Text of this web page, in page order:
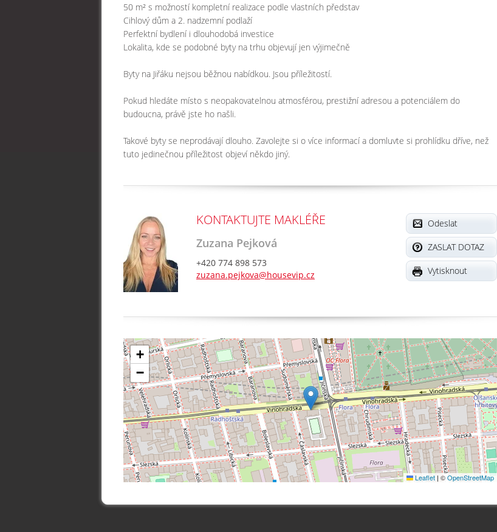
50 m² s možností kompletní realizace podle vlastních představ
Cihlový dům a 2. nadzemní podlaží
Perfektní bydlení i dlouhodobá investice
Lokalita, kde se podobné byty na trhu objevují jen výjimečně
Byty na Jiřáku nejsou běžnou nabídkou. Jsou příležitostí.
Pokud hledáte místo s neopakovatelnou atmosférou, prestižní adresou a potenciálem do
budoucna, právě jste ho našli.
Takové byty se neprodávají dlouho. Zavolejte si o více informací a domluvte si prohlídku dříve, než
tuto jedinečnou příležitost objeví někdo jiný.
KONTAKTUJTE MAKLÉŘE
Zuzana Pejková
+420 774 898 573
zuzana.pejkova@housevip.cz
Odeslat
ZASLAT DOTAZ
Vytisknout
+
−
Leaflet | ©OpenStreetMap